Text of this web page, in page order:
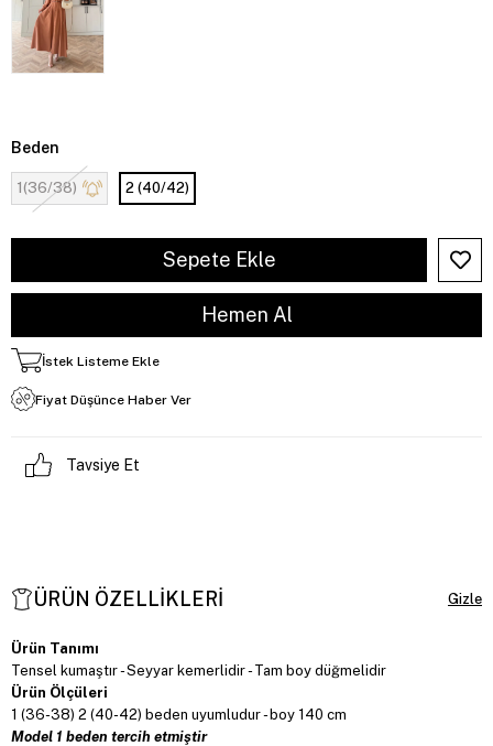
Beden
1(36/38) 2 (40/42)
İstek Listeme Ekle
Fiyat Düşünce Haber Ver
Tavsiye Et
ÜRÜN ÖZELLIKLERI
Ürün Tanımı
Tensel kumaştır - Seyyar kemerlidir - Tam boy düğmelidir
Ürün Ölçüleri
1 (36-38) 2 (40-42) beden uyumludur - boy 140 cm
Model 1 beden tercih etmiştir